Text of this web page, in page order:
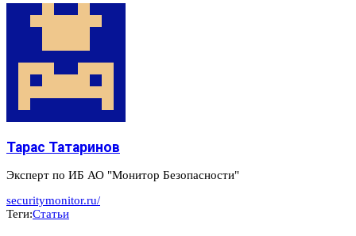
Тарас Татаринов
Эксперт по ИБ АО "Монитор Безопасности"
securitymonitor.ru/
Теги:Статьи